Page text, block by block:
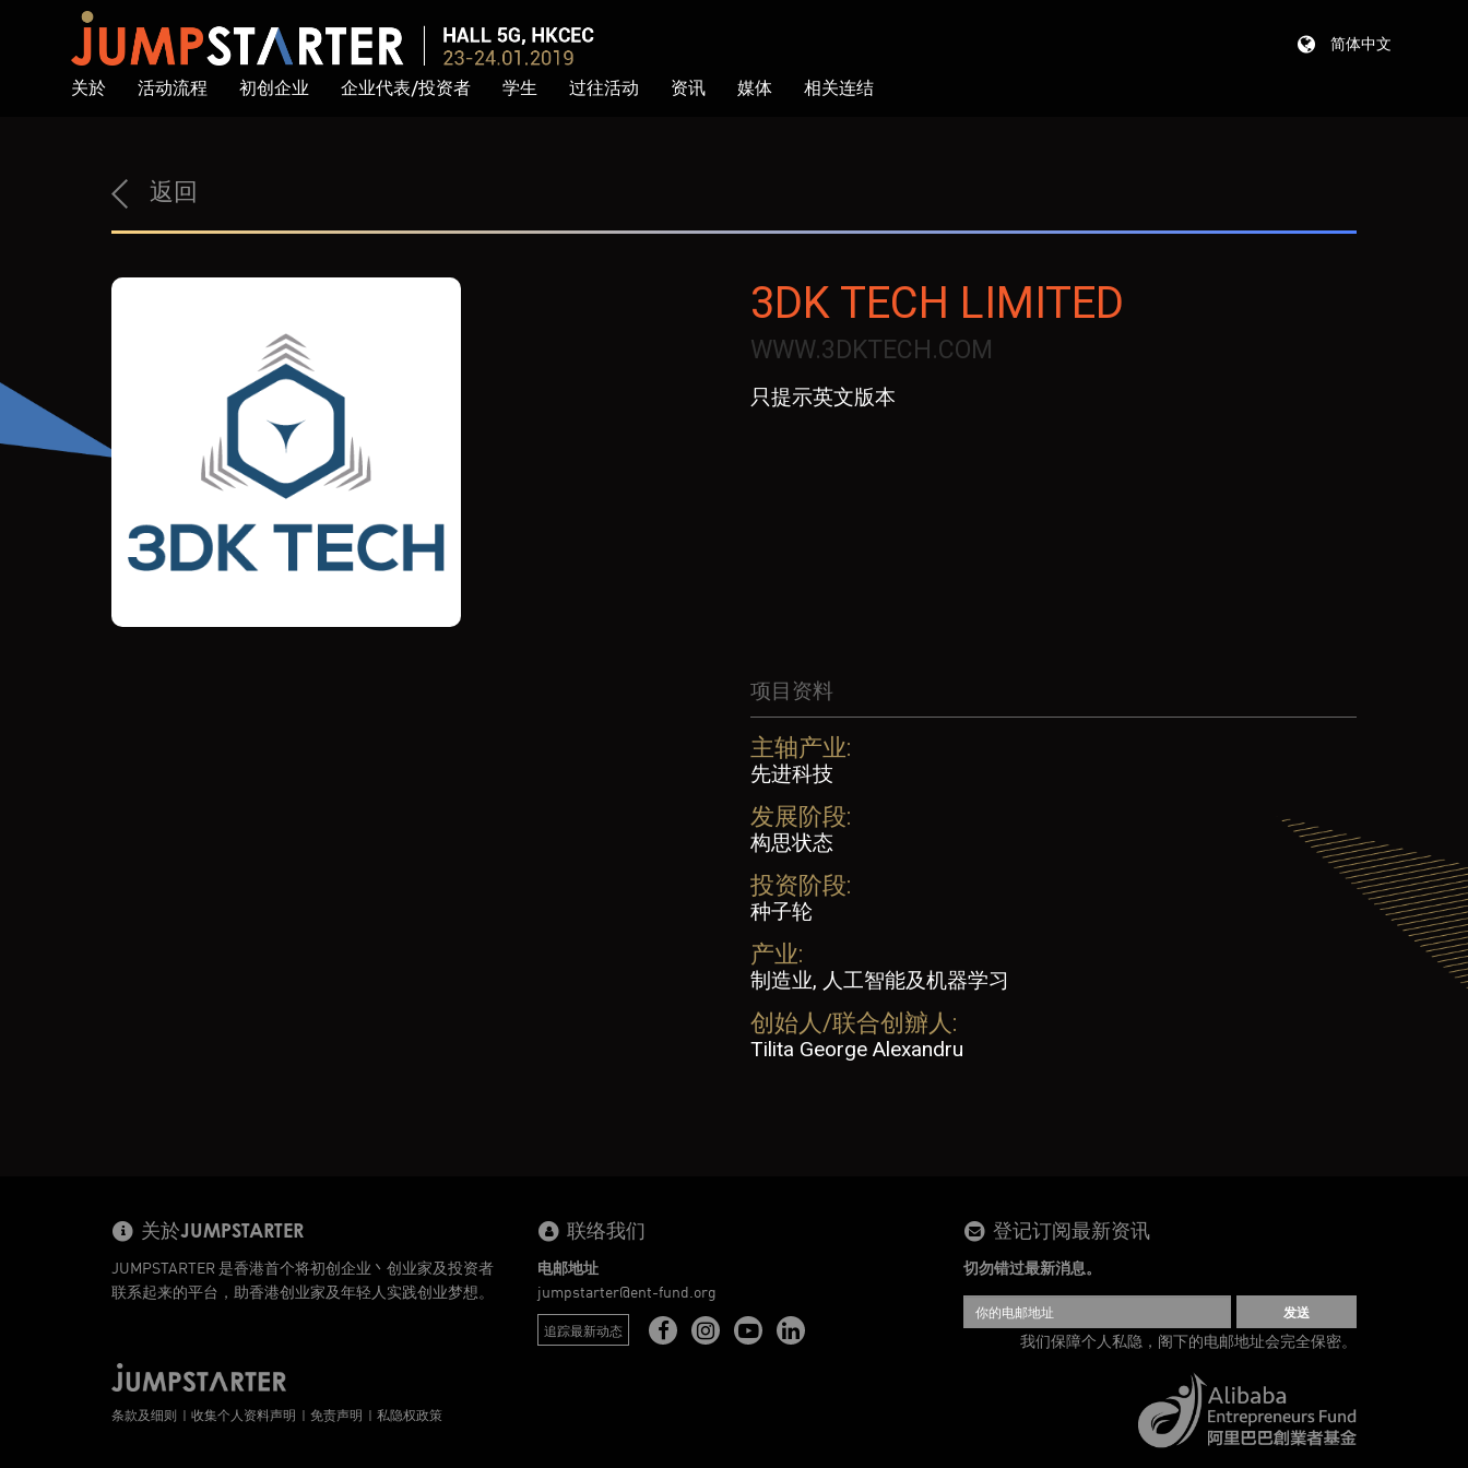
关於 活动流程 初创企业 企业代表/投资者 学生 过往活动 资讯 媒体 相关连结
简体中文
返回
3DK TECH LIMITED
WWW.3DKTECH.COM
只提示英文版本
项目资料
主轴产业:
先进科技
发展阶段:
构思状态
投资阶段:
种子轮
产业:
制造业, 人工智能及机器学习
创始人/联合创辧人:
Tilita George Alexandru
关於JUMPSTARTER
JUMPSTARTER 是香港首个将初创企业丶创业家及投资者
联系起来的平台，助香港创业家及年轻人实践创业梦想。
联络我们
电邮地址
jumpstarter@ent-fund.org
追踪最新动态
登记订阅最新资讯
切勿错过最新消息。
发送
我们保障个人私隐，阁下的电邮地址会完全保密。
条款及细则 收集个人资料声明 免责声明 私隐权政策